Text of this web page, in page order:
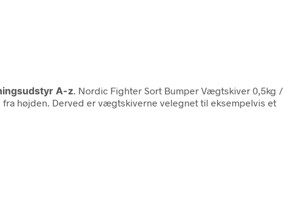
A-z . Nordic Fighter Sort Bumper Vægtskiver 0,5kg /
højden. Derved er vægtskiverne velegnet til eksempelvis et